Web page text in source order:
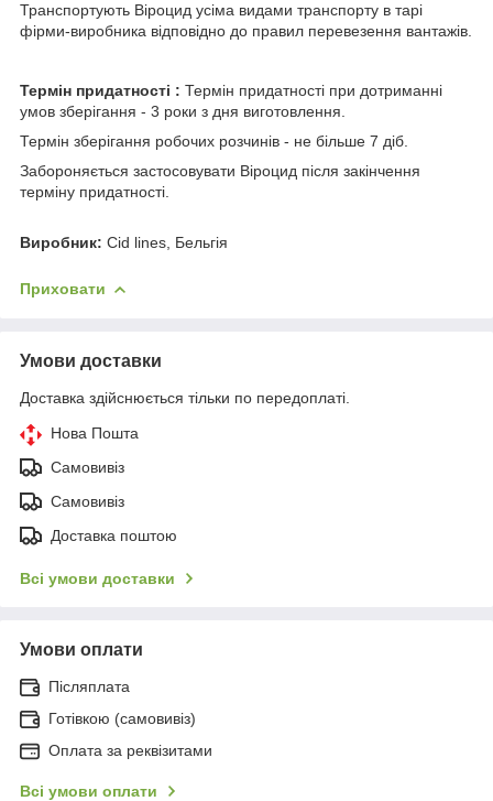
Транспортують Віроцид усіма видами транспорту в тарі
фірми-виробника відповідно до правил перевезення вантажів.
Термін придатності : Термін придатності при дотриманні
умов зберігання - 3 роки з дня виготовлення.
Термін зберігання робочих розчинів - не більше 7 діб.
Забороняється застосовувати Віроцид після закінчення
терміну придатності.
Виробник: Cid lines, Бельгія
Приховати
Умови доставки
Доставка здійснюється тільки по передоплаті.
Нова Пошта
Самовивіз
Самовивіз
Доставка поштою
Всі умови доставки
Умови оплати
Післяплата
Готівкою (самовивіз)
Оплата за реквізитами
Всі умови оплати